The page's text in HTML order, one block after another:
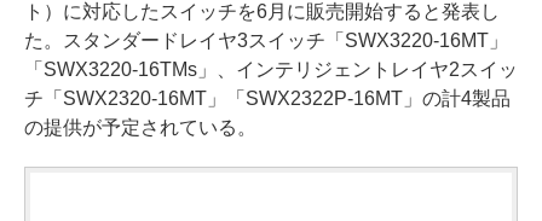
ト）に対応したスイッチを6月に販売開始すると発表し
た。スタンダードレイヤ3スイッチ「SWX3220-16MT」
「SWX3220-16TMs」、インテリジェントレイヤ2スイッ
チ「SWX2320-16MT」「SWX2322P-16MT」の計4製品
の提供が予定されている。